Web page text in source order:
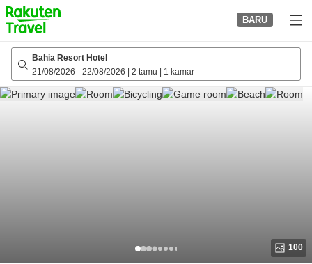
to
top
page
BARU
Bahia Resort Hotel
21/08/2026 - 22/08/2026 2 tamu 1 kamar
100